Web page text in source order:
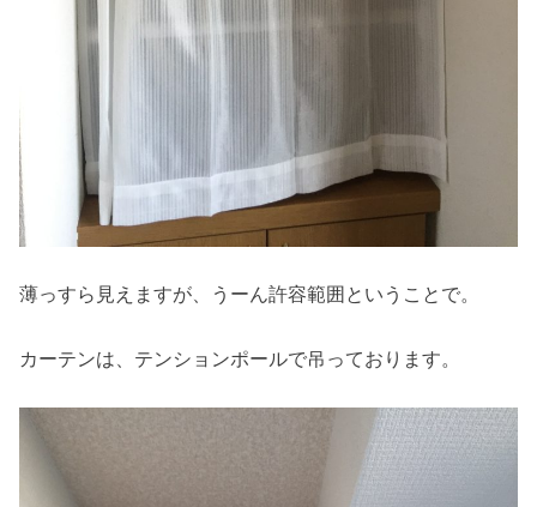
薄っすら見えますが、うーん許容範囲ということで。
カーテンは、テンションポールで吊っております。